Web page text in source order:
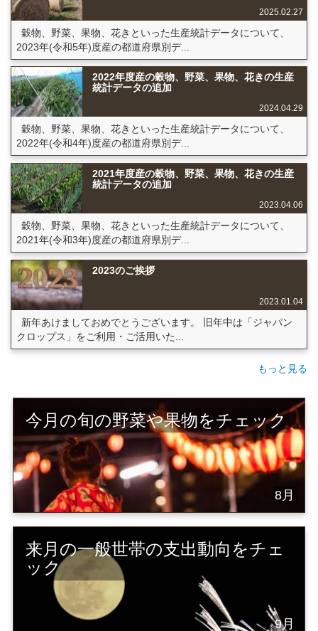
2025.02.27
穀物、野菜、果物、花きといった生産統計データについて、
2023年(令和5年)度産の都道府県別デ...
2022年度産の穀物、野菜、果物、花きの生産
統計データの追加
2024.04.29
穀物、野菜、果物、花きといった生産統計データについて、
2022年(令和4年)度産の都道府県別デ...
2021年度産の穀物、野菜、果物、花きの生産
統計データの追加
2023.04.06
穀物、野菜、果物、花きといった生産統計データについて、
2021年(令和3年)度産の都道府県別デ...
2023のご挨拶
2023.01.04
新年あけましておめでとうございます。 旧年中は「ジャパン
クロップス」をご利用・ご活用いた...
もっと見る
今月の旬の野菜や果物をチェック
8月
来月の一般世帯の支出動向をチェ
ック
9月